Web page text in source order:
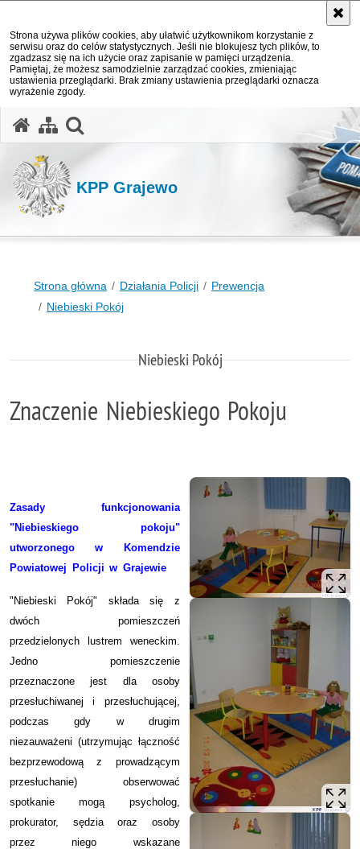
Strona używa plików cookies, aby ułatwić użytkownikom korzystanie z
serwisu oraz do celów statystycznych. Jeśli nie blokujesz tych plików, to
zgadzasz się na ich użycie oraz zapisanie w pamięci urządzenia.
Pamiętaj, że możesz samodzielnie zarządzać cookies, zmieniając
ustawienia przeglądarki. Brak zmiany ustawienia przeglądarki oznacza
wyrażenie zgody.
KPP Grajewo
Strona główna Działania Policji
Prewencja
Niebieski Pokój
Niebieski Pokój
Znaczenie Niebieskiego Pokoju
Zasady funkcjonowania
"Niebieskiego pokoju"
utworzonego w Komendzie
Powiatowej Policji w Grajewie
"Niebieski Pokój" składa się z
dwóch pomieszczeń
przedzielonych lustrem weneckim.
Jedno pomieszczenie
przeznaczone jest dla osoby
przesłuchiwanej i przesłuchującej,
podczas gdy w drugim
niezauważeni (utrzymując łączność
bezprzewodową z prowadzącym
przesłuchanie) obserwować
spotkanie mogą psycholog,
prokurator, sędzia oraz osoby
przez niego wskazane